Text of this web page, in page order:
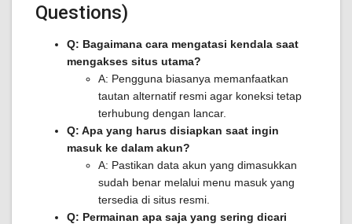
Questions)
Q: Bagaimana cara mengatasi kendala saat
mengakses situs utama?
A: Pengguna biasanya memanfaatkan
tautan alternatif resmi agar koneksi tetap
terhubung dengan lancar.
Q: Apa yang harus disiapkan saat ingin
masuk ke dalam akun?
A: Pastikan data akun yang dimasukkan
sudah benar melalui menu masuk yang
tersedia di situs resmi.
Q: Permainan apa saja yang sering dicari